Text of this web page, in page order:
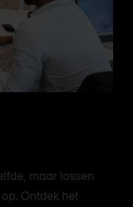
maar lossen
Ontdek het